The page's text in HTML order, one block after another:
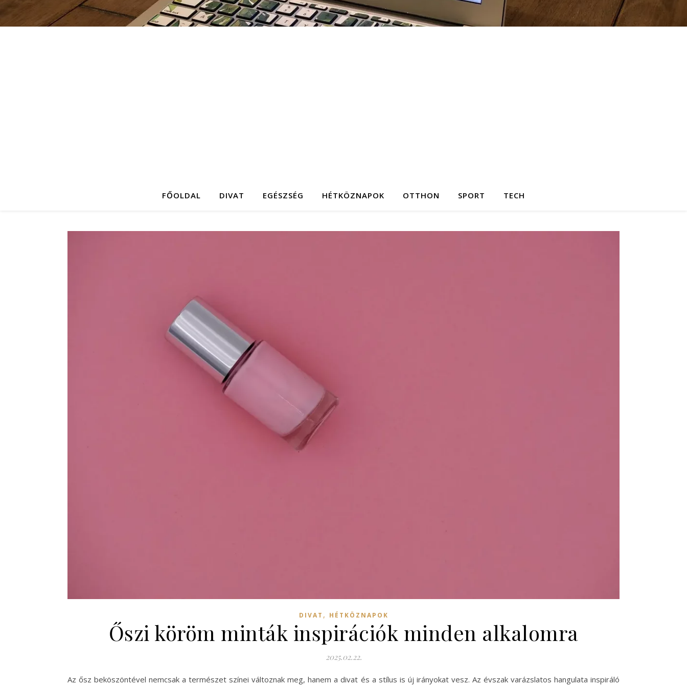
FŐOLDAL DIVAT EGÉSZSÉG HÉTKÖZNAPOK OTTHON SPORT TECH
DIVAT , HÉTKÖZNAPOK
Őszi köröm minták inspirációk minden alkalomra
2025.02.22.
Az ősz beköszöntével nemcsak a természet színei változnak meg, hanem a divat és a stílus is új irányokat vesz. Az évszak varázslatos hangulata inspiráló